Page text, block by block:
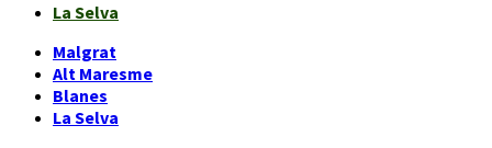
La Selva
Malgrat
Alt Maresme
Blanes
La Selva